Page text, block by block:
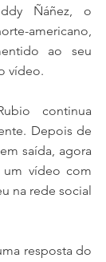
Ñáñez, o
americano,
ao seu
vídeo.
continua
Depois de
saída, agora
um vídeo com
na rede social
resposta do